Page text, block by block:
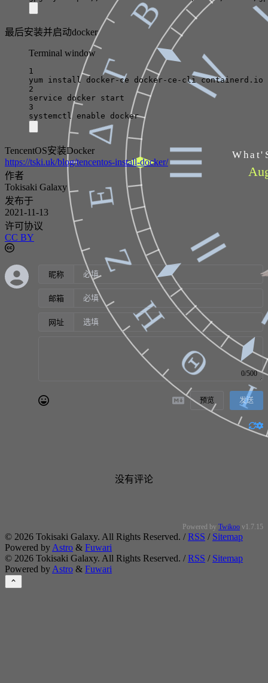
最后安装并启动docker
Terminal window
1
yum
install docker-ce docker-ce-cli containerd.io
2
service
docker start
3
systemctl enable docker
TencentOS安装Docker
https://tski.uk/blog/tencentos-install-docker/
作者
Tokisaki Galaxy
发布于
2021-11-13
许可协议
CC BY
昵称
邮箱
网址
0/500
预览 发送
没有评论
Powered by Twikoo v1.7.15
© 2026 Tokisaki Galaxy. All Rights Reserved. /RSS / Sitemap
Powered by Astro & Fuwari
© 2026 Tokisaki Galaxy. All Rights Reserved. /RSS / Sitemap
Powered by Astro & Fuwari
Ⅱ
Ⅲ
Ⅳ
Ι
Θ
Η
Ζ
Ε
Δ
Γ
Β